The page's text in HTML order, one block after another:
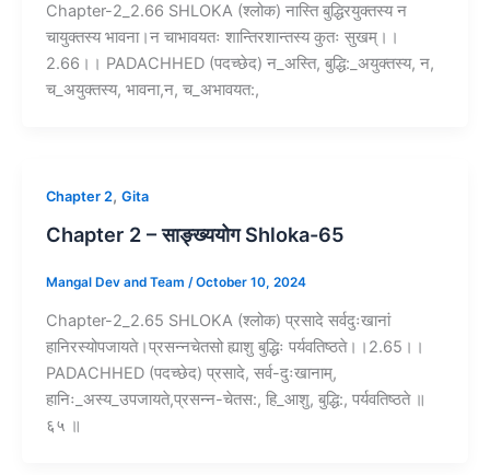
Chapter-2_2.66 SHLOKA (श्लोक) नास्ति बुद्धिरयुक्तस्य न
चायुक्तस्य भावना।न चाभावयतः शान्तिरशान्तस्य कुतः सुखम्।।
2.66।। PADACHHED (पदच्छेद) न_अस्ति, बुद्धि:_अयुक्तस्य, न,
च_अयुक्तस्य, भावना,न, च_अभावयत:,
Chapter 2, Gita
Chapter 2 – साङ्ख्ययोग Shloka-65
Mangal Dev and Team /October 10, 2024
Chapter-2_2.65 SHLOKA (श्लोक) प्रसादे सर्वदुःखानां
हानिरस्योपजायते।प्रसन्नचेतसो ह्याशु बुद्धिः पर्यवतिष्ठते।।2.65।।
PADACHHED (पदच्छेद) प्रसादे, सर्व-दुःखानाम्,
हानिः_अस्य_उपजायते,प्रसन्न-चेतस:, हि_आशु, बुद्धि:, पर्यवतिष्ठते ॥
६५ ॥